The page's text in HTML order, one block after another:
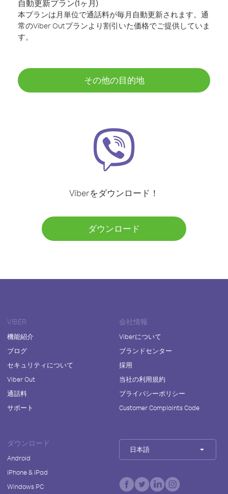
自動更新プラン(1ヶ月)
本プランは月単位で通話料が毎月自動更新されます。通
常のViber Outプランより割引いた価格でご提供していま
す。
その他の目的地
Viberをダウンロード！
ダウンロード
VIBER
機能紹介
ブログ
セキュリティについて
Viber Out
通話料
サポート
会社情報
Viberについて
ブランドセンター
採用
当社の利用規約
プライバシーポリシー
Customer Complaints Code
ダウンロード
Android
iPhone & iPad
Windows PC
日本語